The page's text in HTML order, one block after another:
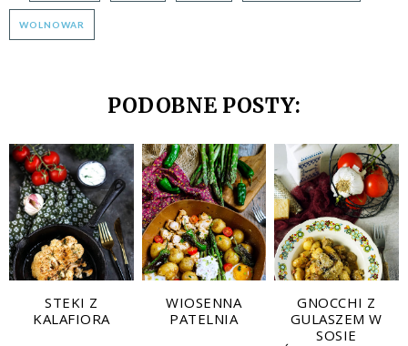
WOLNOWAR
PODOBNE POSTY:
STEKI Z
KALAFIORA
WIOSENNA
PATELNIA
GNOCCHI Z
GULASZEM W
SOSIE